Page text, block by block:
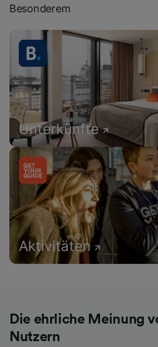
Besonderem
Unterkünfte
Aktivitäten
Die ehrliche Meinung
Nutzern